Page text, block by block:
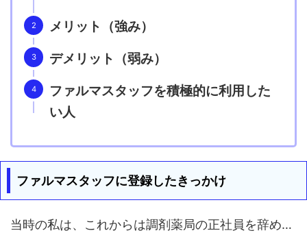
メリット（強み）
デメリット（弱み）
ファルマスタッフを積極的に利用した
い人
ファルマスタッフに登録したきっかけ
当時の私は、これからは調剤薬局の正社員を辞め…